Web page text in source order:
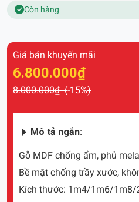
Còn hàng
Giá bán khuyến mãi
6.800.000₫
8.000.000₫ (-15%)
Mô tả ngắn:
Gỗ MDF chống ẩm, phủ
Bề mặt chống trầy xước,
Kích thước: 1m4/1m6/1m8/